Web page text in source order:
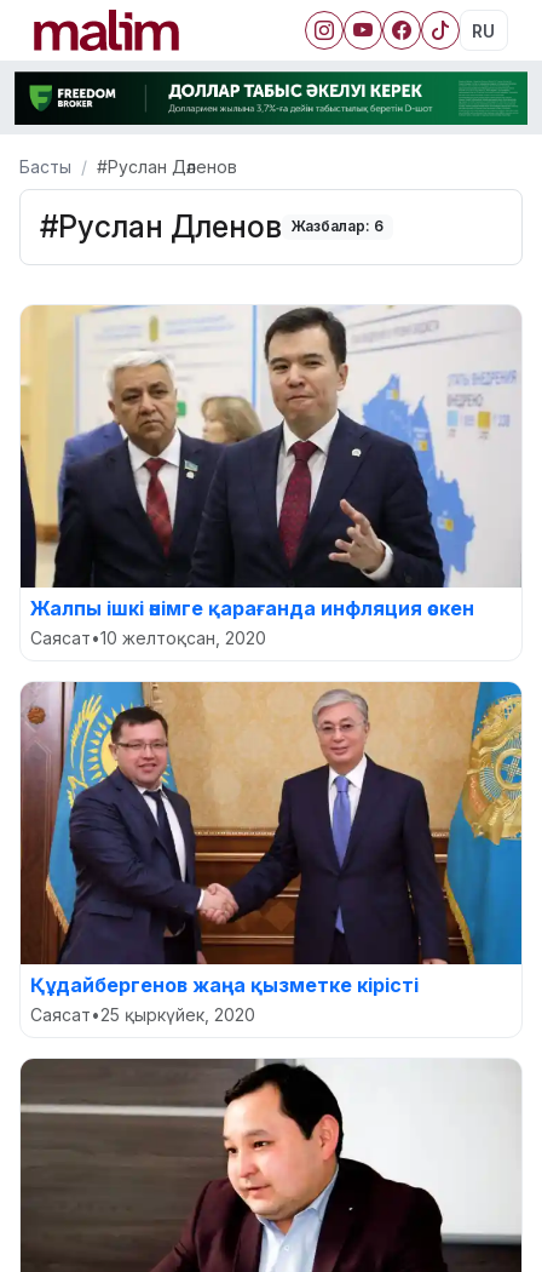
RU
Басты #Руслан Дәленов
#Руслан Дәленов Жазбалар: 6
Жалпы ішкі өнімге қарағанда инфляция өскен
Саясат•10 желтоқсан, 2020
Құдайбергенов жаңа қызметке кірісті
Саясат•25 қыркүйек, 2020